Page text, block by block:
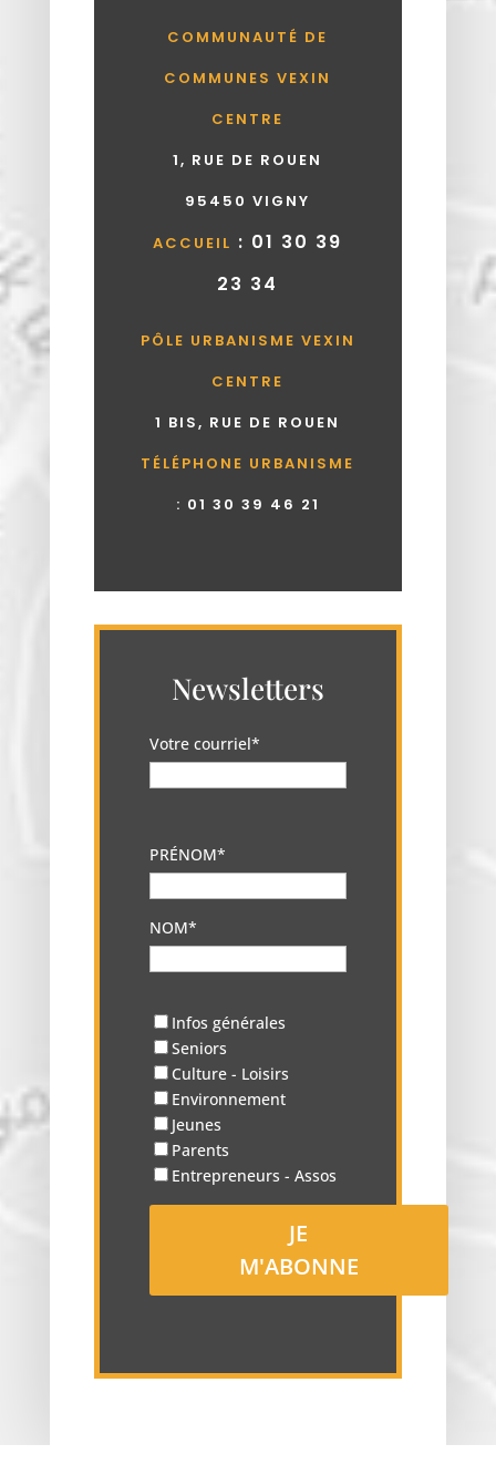
COMMUNAUTÉ DE
COMMUNES VEXIN
CENTRE
1, RUE DE ROUEN
95450 VIGNY
ACCUEIL : 01 30 39
23 34
PÔLE URBANISME VEXIN
CENTRE
1 BIS, RUE DE ROUEN
TÉLÉPHONE URBANISME
: 01 30 39 46 21
Newsletters
Votre courriel*
PRÉNOM*
NOM*
Infos générales
Seniors
Culture - Loisirs
Environnement
Jeunes
Parents
Entrepreneurs - Assos